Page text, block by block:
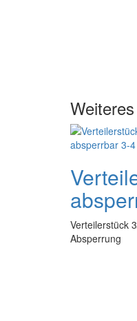
Verteilerstück
Absperrung